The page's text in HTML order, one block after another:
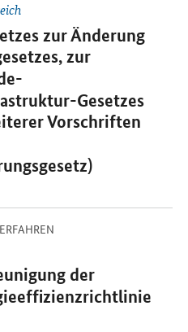
zur Änderung
zur
Gesetzes
Vorschriften
der